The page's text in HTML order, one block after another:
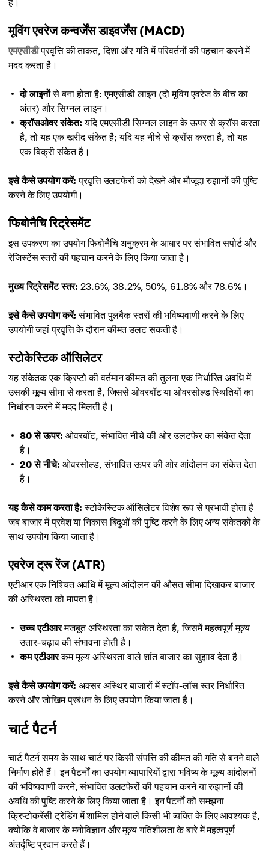
मूविंग एवरेज कन्वर्जेंस डाइवर्जेंस (MACD)
एमएसीडीप्रवृत्ति की ताकत, दिशा और गति में परिवर्तनों की पहचान करने में
मदद करता है।
दो लाइनोंसे बना होता है: एमएसीडी लाइन (दो मूविंग एवरेज के बीच का
अंतर) और सिग्नल लाइन।
क्रॉसओवर संकेत: यदि एमएसीडी सिग्नल लाइन के ऊपर से क्रॉस करता
है, तो यह एक खरीद संकेत है; यदि यह नीचे से क्रॉस करता है, तो यह
एक बिक्री संकेत है।
इसे कैसे उपयोग करें: प्रवृत्ति उलटफेरों को देखने और मौजूदा रुझानों की पुष्टि
करने के लिए उपयोगी।
फिबोनैचि रिट्रेसमेंट
इस उपकरण का उपयोग फिबोनैचि अनुक्रम के आधार पर संभावित सपोर्ट और
रेजिस्टेंस स्तरों की पहचान करने के लिए किया जाता है।
मुख्य रिट्रेसमेंट स्तर: 23.6%, 38.2%, 50%, 61.8% और 78.6%।
इसे कैसे उपयोग करें: संभावित पुलबैक स्तरों की भविष्यवाणी करने के लिए
उपयोगी जहां प्रवृत्ति के दौरान कीमत उलट सकती है।
स्टोकेस्टिक ऑसिलेटर
यह संकेतक एक क्रिप्टो की वर्तमान कीमत की तुलना एक निर्धारित अवधि में
उसकी मूल्य सीमा से करता है, जिससे ओवरबॉट या ओवरसोल्ड स्थितियों का
निर्धारण करने में मदद मिलती है।
80 से ऊपर: ओवरबॉट, संभावित नीचे की ओर उलटफेर का संकेत देता
है।
20 से नीचे: ओवरसोल्ड, संभावित ऊपर की ओर आंदोलन का संकेत देता
है।
यह कैसे काम करता है: स्टोकेस्टिक ऑसिलेटर विशेष रूप से प्रभावी होता है
जब बाजार में प्रवेश या निकास बिंदुओं की पुष्टि करने के लिए अन्य संकेतकों के
साथ उपयोग किया जाता है।
एवरेज ट्रू रेंज (ATR)
एटीआर एक निश्चित अवधि में मूल्य आंदोलन की औसत सीमा दिखाकर बाजार
की अस्थिरता को मापता है।
उच्च एटीआरमजबूत अस्थिरता का संकेत देता है, जिसमें महत्वपूर्ण मूल्य
उतार-चढ़ाव की संभावना होती है।
कम एटीआरकम मूल्य अस्थिरता वाले शांत बाजार का सुझाव देता है।
इसे कैसे उपयोग करें: अक्सर अस्थिर बाजारों में स्टॉप-लॉस स्तर निर्धारित
करने और जोखिम प्रबंधन के लिए उपयोग किया जाता है।
चार्ट पैटर्न
चार्ट पैटर्न समय के साथ चार्ट पर किसी संपत्ति की कीमत की गति से बनने वाले
निर्माण होते हैं। इन पैटर्नों का उपयोग व्यापारियों द्वारा भविष्य के मूल्य आंदोलनों
की भविष्यवाणी करने, संभावित उलटफेरों की पहचान करने या रुझानों की
अवधि की पुष्टि करने के लिए किया जाता है। इन पैटर्नों को समझना
क्रिप्टोकरेंसी ट्रेडिंग में शामिल होने वाले किसी भी व्यक्ति के लिए आवश्यक है,
क्योंकि वे बाजार के मनोविज्ञान और मूल्य गतिशीलता के बारे में महत्वपूर्ण
अंतर्दृष्टि प्रदान करते हैं।